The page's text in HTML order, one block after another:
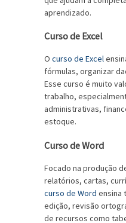
aprendizado.
Curso de Excel
O curso de Excel
fórmulas, organizar
Esse curso é muito
trabalho,
administrativas,
estoque.
Curso de Word
Focado na produção
relatórios, cartas,
curso de Word ensina
edição, revisão
de recursos como